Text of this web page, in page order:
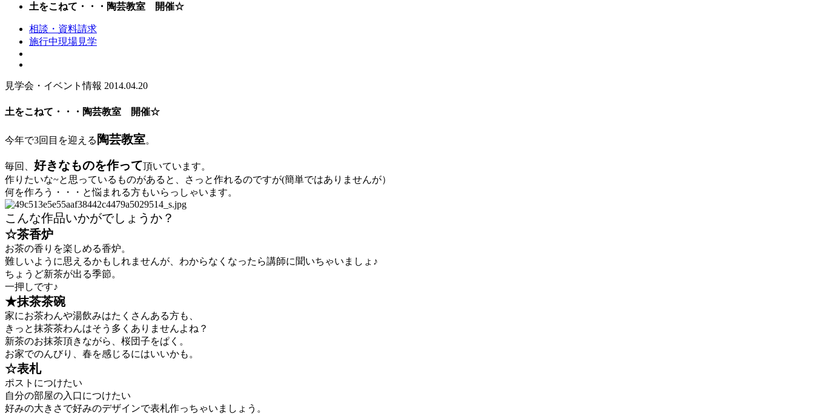
土をこねて・・・陶芸教室 開催☆
相談・資料請求
施行中現場見学
見学会・イベント情報 2014.04.20
土をこねて・・・陶芸教室 開催☆
今年で3回目を迎える 陶芸教室。
毎回、 好きなものを作って頂いています。
作りたいな~と思っているものがあると、さっと作れるのですが(簡単ではありませんが）
何を作ろう・・・と悩まれる方もいらっしゃいます。
こんな作品いかがでしょうか？
☆茶香炉
お茶の香りを楽しめる香炉。
難しいように思えるかもしれませんが、わからなくなったら講師に聞いちゃいましょ♪
ちょうど新茶が出る季節。
一押しです♪
★抹茶茶碗
家にお茶わんや湯飲みはたくさんある方も、
きっと抹茶茶わんはそう多くありませんよね？
新茶のお抹茶頂きながら、桜団子をぱく。
お家でのんびり、春を感じるにはいいかも。
☆表札
ポストにつけたい
自分の部屋の入口につけたい
好みの大きさで好みのデザインで表札作っちゃいましょう。